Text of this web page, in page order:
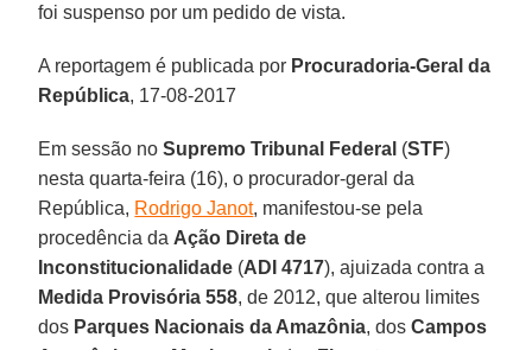
foi suspenso por um pedido de vista.
A reportagem é publicada por Procuradoria-Geral da
República, 17-08-2017
Em sessão noSupremo Tribunal Federal (STF)
nesta quarta-feira (16), o procurador-geral da
República, Rodrigo Janot, manifestou-se pela
procedência da Ação Direta de
Inconstitucionalidade (ADI 4717), ajuizada contra a
Medida Provisória 558, de 2012, que alterou limites
dos Parques Nacionais da Amazônia, dosCampos